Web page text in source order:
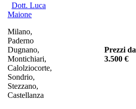
Dott. Luca
Maione
Milano,
Paderno
Dugnano,
Montichiari,
Calolziocorte,
Sondrio,
Stezzano,
Castellanza
Prezzi da
3.500 €